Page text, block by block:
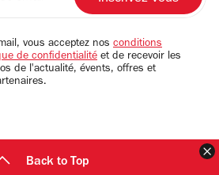
vous acceptez nos conditions
de confidentialité et de recevoir les
de l'actualité, évents, offres et
Back to Top